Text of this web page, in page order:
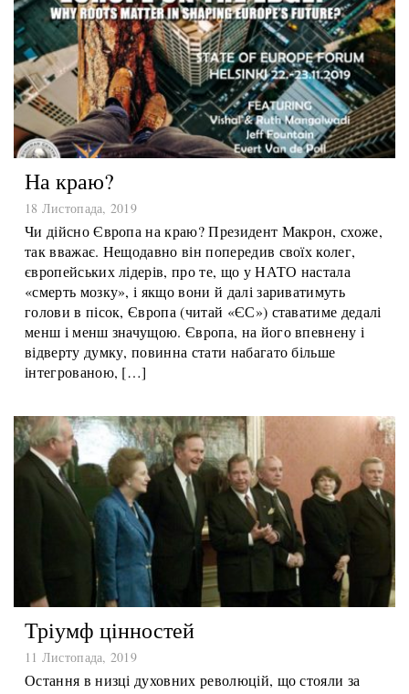
На краю?
18 Листопада, 2019
Чи дійсно Європа на краю? Президент Макрон, схоже,
так вважає. Нещодавно він попередив своїх колег,
європейських лідерів, про те, що у НАТО настала
«смерть мозку», і якщо вони й далі зариватимуть
голови в пісок, Європа (читай «ЄС») ставатиме дедалі
менш і менш значущою. Європа, на його впевнену і
відверту думку, повинна стати набагато більше
Тріумф цінностей